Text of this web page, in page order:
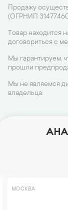
Продажу
(ОГРНИП
Товар находится
договориться с
Мы гарантируем,
прошли
Мы не являемся
владельца.
МОСКВА